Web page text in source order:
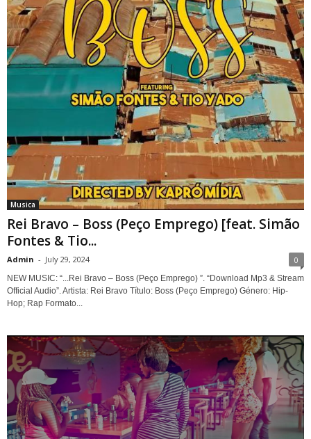
Musica
Rei Bravo – Boss (Peço Emprego) [feat. Simão
Fontes & Tio...
Admin - July 29, 2024 0
NEW MUSIC: “...Rei Bravo – Boss (Peço Emprego) ”. “Download Mp3 & Stream
Official Audio”. Artista: Rei Bravo Título: Boss (Peço Emprego) Género: Hip-
Hop; Rap Formato...